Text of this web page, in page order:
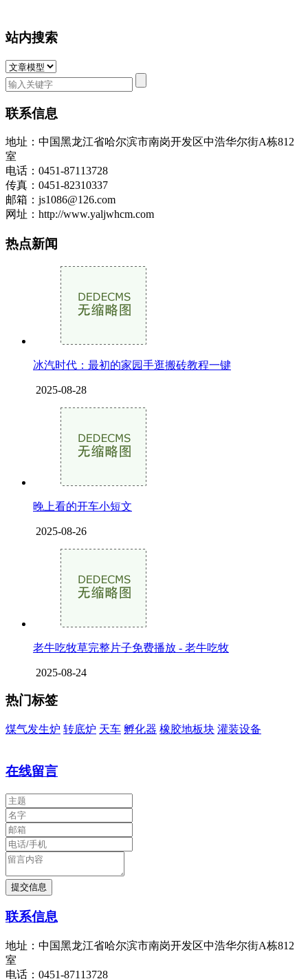
站内搜索
联系信息
地址：中国黑龙江省哈尔滨市南岗开发区中浩华尔街A栋812
室
电话：0451-87113728
传真：0451-82310337
邮箱：js1086@126.com
网址：http://www.yaljwhcm.com
热点新闻
冰汽时代：最初的家园手逛搬砖教程一键
2025-08-28
晚上看的开车小短文
2025-08-26
老牛吃牧草完整片子免费播放 - 老牛吃牧
2025-08-24
热门标签
煤气发生炉 转底炉 天车 孵化器 橡胶地板块 灌装设备
在线留言
联系信息
地址：中国黑龙江省哈尔滨市南岗开发区中浩华尔街A栋812
室
电话：0451-87113728